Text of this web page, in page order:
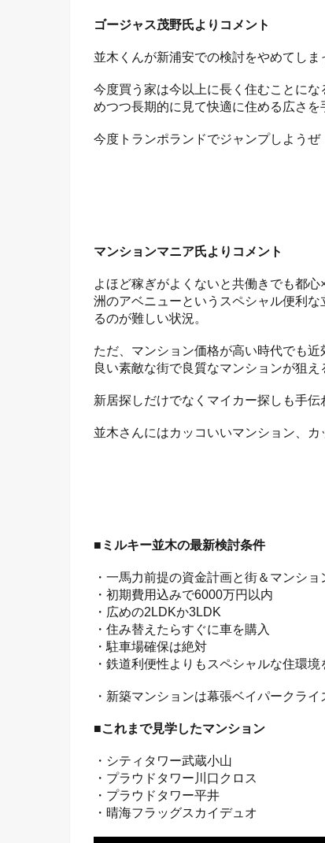
ゴージャス茂野氏よりコメント
並木くんが新浦安での検討をやめてし
今度買う家は今以上に長く住むことに
めつつ長期的に見て快適に住める広さを
今度トランポランドでジャンプしようぜ
マンションマニア氏よりコメント
よほど稼ぎがよくないと共働きでも都
洲のアベニューというスペシャル便利
るのが難しい状況。
ただ、マンション価格が高い時代でも
良い素敵な街で良質なマンションが狙え
新居探しだけでなくマイカー探しも手伝
並木さんにはカッコいいマンション、カ
■ミルキー並木の最新検討条件
・一馬力前提の資金計画と街＆マンショ
・初期費用込みで6000万円以内
・広めの2LDKか3LDK
・住み替えたらすぐに車を購入
・駐車場確保は絶対
・鉄道利便性よりもスペシャルな住環境
・新築マンションは幕張ベイパークラ
■これまで見学したマンション
・シティタワー武蔵小山
・プラウドタワー川口クロス
・プラウドタワー平井
・晴海フラッグスカイデュオ